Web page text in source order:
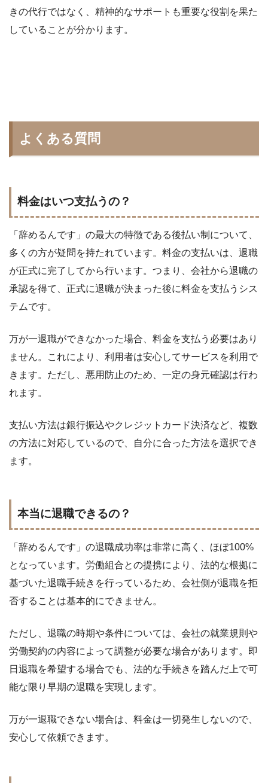
きの代行ではなく、精神的なサポートも重要な役割を果た
していることが分かります。
よくある質問
料金はいつ支払うの？
「辞めるんです」の最大の特徴である後払い制について、
多くの方が疑問を持たれています。料金の支払いは、退職
が正式に完了してから行います。つまり、会社から退職の
承認を得て、正式に退職が決まった後に料金を支払うシス
テムです。
万が一退職ができなかった場合、料金を支払う必要はあり
ません。これにより、利用者は安心してサービスを利用で
きます。ただし、悪用防止のため、一定の身元確認は行わ
れます。
支払い方法は銀行振込やクレジットカード決済など、複数
の方法に対応しているので、自分に合った方法を選択でき
ます。
本当に退職できるの？
「辞めるんです」の退職成功率は非常に高く、ほぼ100%
となっています。労働組合との提携により、法的な根拠に
基づいた退職手続きを行っているため、会社側が退職を拒
否することは基本的にできません。
ただし、退職の時期や条件については、会社の就業規則や
労働契約の内容によって調整が必要な場合があります。即
日退職を希望する場合でも、法的な手続きを踏んだ上で可
能な限り早期の退職を実現します。
万が一退職できない場合は、料金は一切発生しないので、
安心して依頼できます。